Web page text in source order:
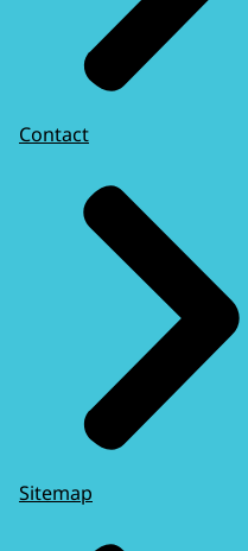
Contact
Sitemap